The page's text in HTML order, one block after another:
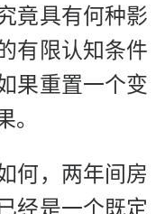
竟具有何种影
有限认知条件
果重置一个变
。
何，两年间房
经是一个既定